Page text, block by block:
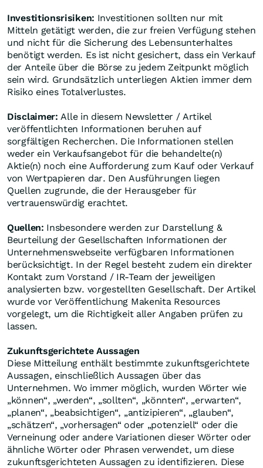
Investitionsrisiken: Investitionen sollten nur mit
Mitteln getätigt werden, die zur freien Verfügung stehen
und nicht für die Sicherung des Lebensunterhaltes
benötigt werden. Es ist nicht gesichert, dass ein Verkauf
der Anteile über die Börse zu jedem Zeitpunkt möglich
sein wird. Grundsätzlich unterliegen Aktien immer dem
Risiko eines Totalverlustes.
Disclaimer: Alle in diesem Newsletter / Artikel
veröffentlichten Informationen beruhen auf
sorgfältigen Recherchen. Die Informationen stellen
weder ein Verkaufsangebot für die behandelte(n)
Aktie(n) noch eine Aufforderung zum Kauf oder Verkauf
von Wertpapieren dar. Den Ausführungen liegen
Quellen zugrunde, die der Herausgeber für
vertrauenswürdig erachtet.
Quellen: Insbesondere werden zur Darstellung &
Beurteilung der Gesellschaften Informationen der
Unternehmenswebseite verfügbaren Informationen
berücksichtigt. In der Regel besteht zudem ein direkter
Kontakt zum Vorstand / IR-Team der jeweiligen
analysierten bzw. vorgestellten Gesellschaft. Der Artikel
wurde vor Veröffentlichung Makenita Resources
vorgelegt, um die Richtigkeit aller Angaben prüfen zu
lassen.
Zukunftsgerichtete Aussagen
Diese Mitteilung enthält bestimmte zukunftsgerichtete
Aussagen, einschließlich Aussagen über das
Unternehmen. Wo immer möglich, wurden Wörter wie
„können“, „werden“, „sollten“, „könnten“, „erwarten“,
„planen“, „beabsichtigen“, „antizipieren“, „glauben“,
„schätzen“, „vorhersagen“ oder „potenziell“ oder die
Verneinung oder andere Variationen dieser Wörter oder
ähnliche Wörter oder Phrasen verwendet, um diese
zukunftsgerichteten Aussagen zu identifizieren. Diese